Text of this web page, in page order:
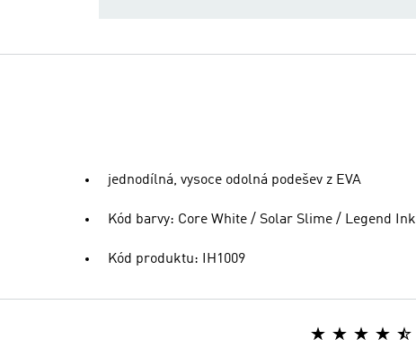
jednodílná, vysoce odolná podešev z EVA
Kód barvy: Core White / Solar Slime / Legend Ink
Kód produktu: IH1009